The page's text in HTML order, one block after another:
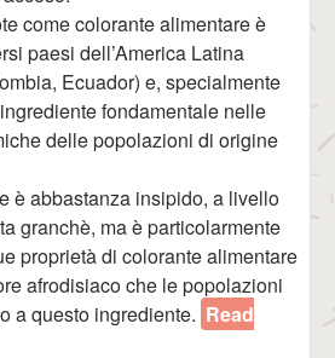
come colorante alimentare è
paesi dell’America Latina
Ecuador) e, specialmente
fondamentale nelle
delle popolazioni di origine
è abbastanza insipido, a livello
granchè, ma è particolarmente
proprietà di colorante alimentare
afrodisiaco che le popolazioni
a questo ingrediente. Read